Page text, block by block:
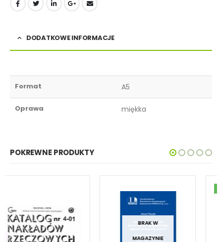
DODATKOWE INFORMACJE
Format A5
Oprawa miękka
POKREWNE PRODUKTY
BRAK W
MAGAZYNIE